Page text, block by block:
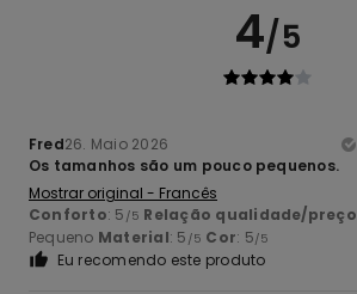
4/5
Fred26. Maio 2026
Os tamanhos são um pouco pequenos.
Mostrar original - Francês
Conforto: 5 /5 Relação qualidade/preço
Pequeno Material: 5 /5 Cor: 5/5
Eu recomendo este produto